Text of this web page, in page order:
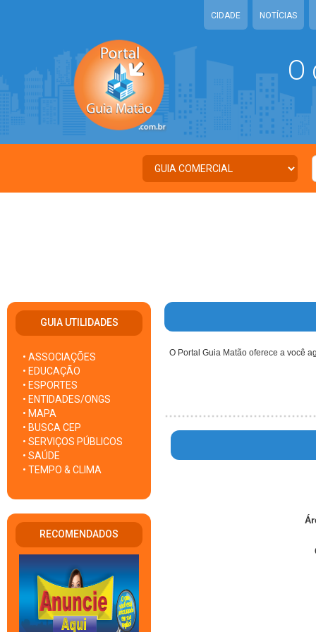
CIDADE NOTÍCIAS
O
GUIA UTILIDADES
• ASSOCIAÇÕES
• EDUCAÇÃO
• ESPORTES
• ENTIDADES/ONGS
• MAPA
• BUSCA CEP
• SERVIÇOS PÚBLICOS
• SAÚDE
• TEMPO & CLIMA
RECOMENDADOS
O Portal Guia Matão oferece a você